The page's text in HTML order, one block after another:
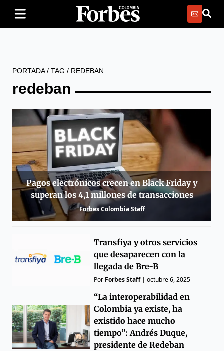
PORTADA/ TAG / REDEBAN
redeban
Pagos electrónicos crecen en Black Friday y
superan los 4,1 millones de transacciones
Forbes Colombia Staff
Transfiya y otros servicios
que desaparecen con la
llegada de Bre-B
Por Forbes Staff|octubre 6, 2025
“La interoperabilidad en
Colombia ya existe, ha
existido hace mucho
tiempo”: Andrés Duque,
presidente de Redeban